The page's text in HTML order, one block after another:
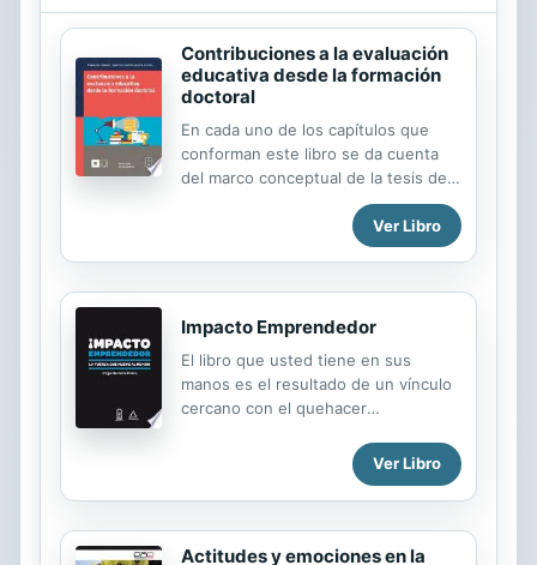
Contribuciones a la evaluación
educativa desde la formación
doctoral
En cada uno de los capítulos que
conforman este libro se da cuenta
del marco conceptual de la tesis del
alumno, que aparece como primer
autor, seguido del director del
proyecto y de algún miembro del
autores representa una excelente
estrategia que contribuye a
doctorandos, toda vez que les
permite iniciarse (en la mayoría de
los casos) en el mundo de las
publicaciones académicas, con el
respaldo, asesoramiento y guía de
sus mentores, mucho más avezados
Además, esta forma de organizarse
Ver Libro
Impacto Emprendedor
El libro que usted tiene en sus
manos es el resultado de un vínculo
cercano con el quehacer
diez años entendiendo y conociendo
de cerca las experiencias de muchos
emprendedores y enseñando estas
materias en la universidad. De ellos
he aprendido notables lecciones de
Ver Libro
Actitudes y emociones en la